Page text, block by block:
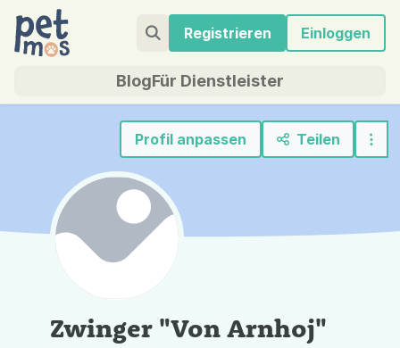
Registrieren Einloggen
BlogFür Dienstleister
Profil anpassen Teilen
Zwinger "Von Arnhoj"